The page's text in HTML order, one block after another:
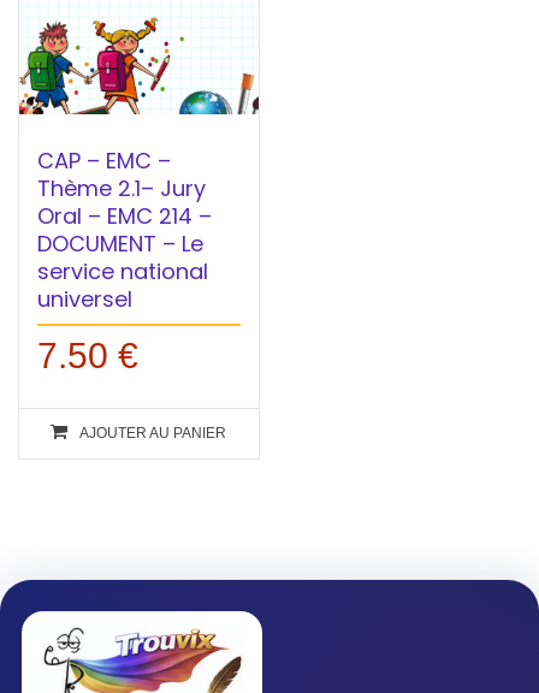
CAP – EMC –
Thème 2.1– Jury
Oral – EMC 214 –
DOCUMENT – Le
service national
universel
7.50 €
AJOUTER AU PANIER